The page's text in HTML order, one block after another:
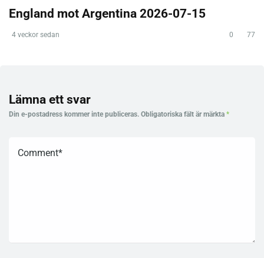
England mot Argentina 2026-07-15
4 veckor sedan 0 77
Lämna ett svar
Din e-postadress kommer inte publiceras. Obligatoriska fält är märkta *